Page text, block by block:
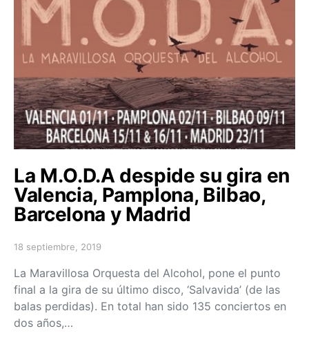
La M.O.D.A despide su gira en
Valencia, Pamplona, Bilbao,
Barcelona y Madrid
Posted on
18 septiembre, 2019
La Maravillosa Orquesta del Alcohol, pone el punto
final a la gira de su último disco, ‘Salvavida’ (de las
balas perdidas). En total han sido 135 conciertos en
dos años,…